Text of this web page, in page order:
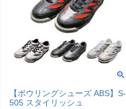
【ボウリングシューズ ABS】S-
505 スタイリッシュ